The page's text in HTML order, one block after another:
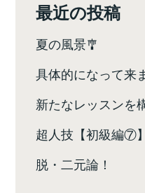
ョ
ン
最近の投稿
夏の風景🎐
具体的になって来
新たなレッスンを
超人技【初級編⑦
脱・二元論！